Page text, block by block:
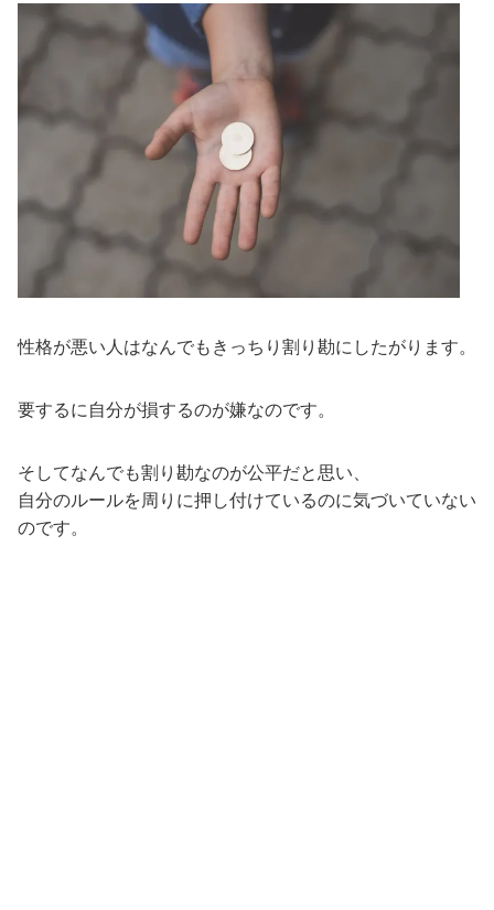
性格が悪い人はなんでもきっちり割り勘にしたがります。
要するに自分が損するのが嫌なのです。
そしてなんでも割り勘なのが公平だと思い、
自分のルールを周りに押し付けているのに気づいていない
のです。